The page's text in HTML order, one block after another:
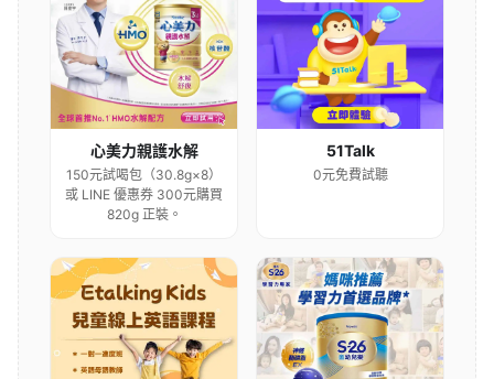
心美力親護水解
150元試喝包（30.8g×8）
或 LINE 優惠券 300元購買
820g 正裝。
51Talk
0元免費試聽